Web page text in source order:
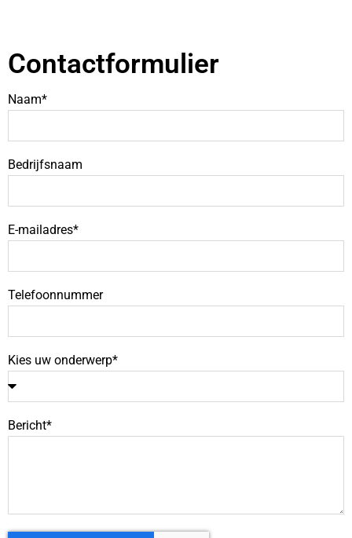
Contactformulier
Naam*
Bedrijfsnaam
E-mailadres*
Telefoonnummer
Kies uw onderwerp*
Bericht*